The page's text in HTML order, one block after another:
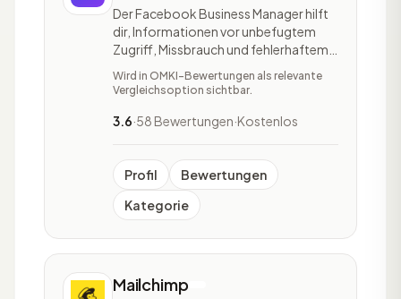
Der Facebook Business Manager hilft
dir, Informationen vor unbefugtem
Zugriff, Missbrauch und fehlerhaftem
Umgang durch z.B. unerfahrene
Mitarbeiter zu schützen und erleichtert
zu organisieren und zu verwalten. Du
Rolle
Wird in OMKI-Bewertungen als relevante
Vergleichsoption sichtbar.
3.6·58 Bewertungen·Kostenlos
Profil
Bewertungen
Kategorie
Mailchimp